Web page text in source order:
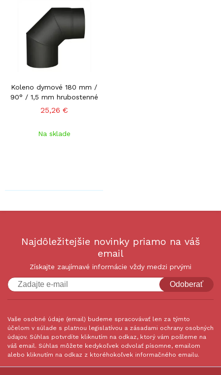
Koleno dymové 180 mm /
90° / 1,5 mm hrubostenné
25,26 €
Na sklade
Najdôležitejšie novinky priamo na váš
email
Získajte zaujímavé informácie vždy medzi prvými
Odoberať
Vaše osobné údaje (email) budeme spracovávať len za týmto
účelom v súlade s platnou legislatívou a zásadami ochrany osobných
údajov. Súhlas potvrdíte kliknutím na odkaz, ktorý vám pošleme na
váš email. Súhlas môžete kedykoľvek odvolať písomne, emailom
alebo kliknutím na odkaz z ktoréhokoľvek informačného emailu.